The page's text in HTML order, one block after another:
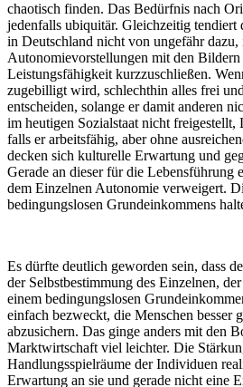
chaotisch finden. Das Bedürfnis nach
jedenfalls ubiquitär. Gleichzeitig tendiert
in Deutschland nicht von ungefähr dazu,
Autonomievorstellungen mit den
Leistungsfähigkeit kurzzuschließen.
zugebilligt wird, schlechthin alles frei
entscheiden, solange er damit anderen
im heutigen Sozialstaat nicht
falls er arbeitsfähig, aber ohne
decken sich kulturelle Erwartung und
Gerade an dieser für die Lebensführung
dem Einzelnen Autonomie verweigert.
bedingungslosen Grundeinkommens
Es dürfte deutlich geworden sein, dass
der Selbstbestimmung des Einzelnen,
einem bedingungslosen
einfach bezweckt, die Menschen besser
abzusichern. Das ginge anders mit den
Marktwirtschaft viel leichter. Die
Handlungsspielräume der Individuen
Erwartung an sie und gerade nicht eine